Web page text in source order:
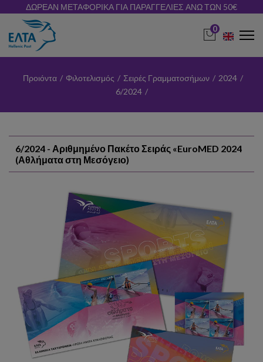
ΔΩΡΕΑΝ ΜΕΤΑΦΟΡΙΚΑ ΓΙΑ ΠΑΡΑΓΓΕΛΙΕΣ ΑΝΩ ΤΩΝ 50€
0
Προιόντα / Φιλοτελισμός / Σειρές Γραμματοσήμων / 2024 /
6/2024 /
6/2024 - Αριθμημένο Πακέτο Σειράς «EuroMED 2024
(Αθλήματα στη Μεσόγειο)